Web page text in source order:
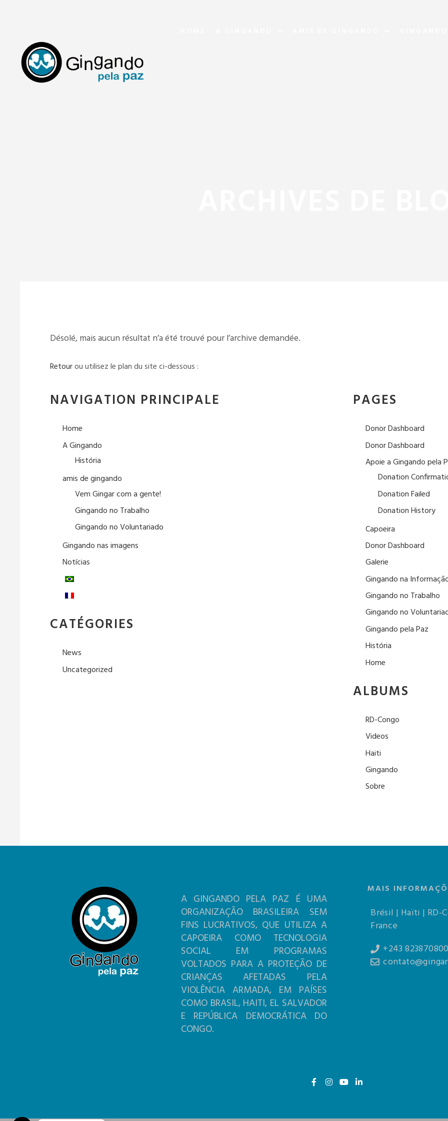
Désolé, mais aucun résultat n’a été trouvé pour l’archive demandée.
Retourou utilisez le plan du site ci-dessous :
NAVIGATION PRINCIPALE
Home
A Gingando
História
amis de gingando
Vem Gingar com a gente!
Gingando no Trabalho
Gingando no Voluntariado
Gingando nas imagens
Notícias
CATÉGORIES
News
Uncategorized
PAGES
Donor Dashboard
Donor Dashboard
Apoie a Gingando pela
Donation
Donation Failed
Donation History
Capoeira
Donor Dashboard
Galerie
Gingando na
Gingando no Trabalho
Gingando no
Gingando pela Paz
História
Home
ALBUMS
RD-Congo
Videos
Haiti
Gingando
Sobre
A GINGANDO PELA PAZ É UMA
ORGANIZAÇÃO BRASILEIRA SEM
FINS LUCRATIVOS, QUE UTILIZA A
CAPOEIRA COMO TECNOLOGIA
SOCIAL EM PROGRAMAS
VOLTADOS PARA A PROTEÇÃO DE
CRIANÇAS AFETADAS PELA
VIOLÊNCIA ARMADA, EM PAÍSES
COMO BRASIL, HAITI, EL SALVADOR
E REPÚBLICA DEMOCRÁTICA DO
CONGO.
MAIS
Brésil | Haïti | RD-
France
+243